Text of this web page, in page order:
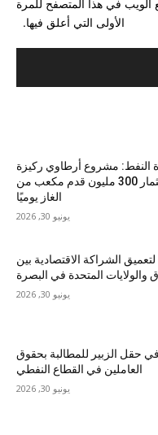
الويب في هذا المتصفح للمرة
الأولى التي أعلق فيها.
النفط: مشروع أرطاوي ركيزة
استراتيجية لاستثمار 300 مليون قدم مكعب من
الغاز يوميًا
يونيو 30, 2026
الشراكة الاقتصادية بين
والولايات المتحدة في البصرة
يونيو 30, 2026
حقل الزبير للمطالبة بحقوق
العاملين في القطاع النفطي
يونيو 30, 2026